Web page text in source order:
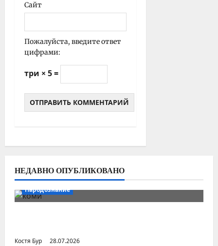
Сайт
Пожалуйста, введите ответ
цифрами:
три × 5 =
НЕДАВНО ОПУБЛИКОВАНО
Народознание
Костя Бур 28.07.2026